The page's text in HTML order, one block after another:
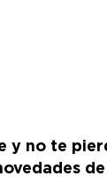
y no te